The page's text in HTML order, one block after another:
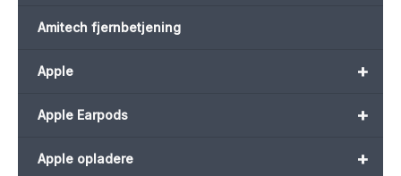
Amitech fjernbetjening
+
Apple
+
Apple Earpods
+
Apple opladere